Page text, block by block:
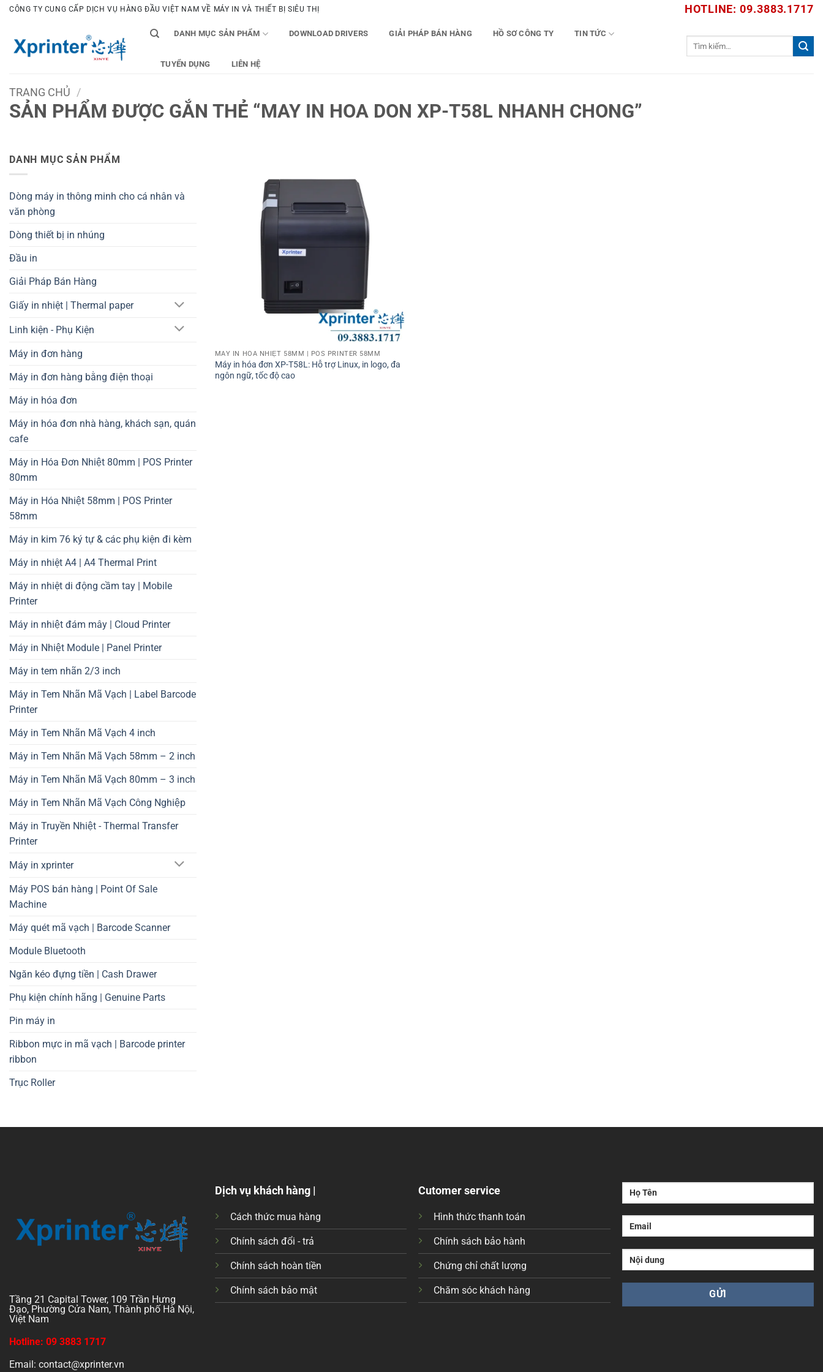
Bỏ
dung
CÔNG TY CUNG CẤP DỊCH VỤ HÀNG ĐẦU VIỆT NAM VỀ MÁY IN VÀ THIẾT BỊ SIÊU THỊ HOTLINE: 09.3883.1717
DANH MỤC SẢN PHẨM DOWNLOAD DRIVERS GIẢI PHÁP BÁN HÀNG HỒ SƠ CÔNG TY TIN TỨC
TUYỂN DỤNG LIÊN HỆ
TRANG CHỦ /
SẢN PHẨM ĐƯỢC GẮN THẺ “MAY IN HOA DON XP-T58L NHANH CHONG”
DANH MỤC SẢN PHẨM
Dòng máy in thông minh cho cá nhân và
văn phòng
Dòng thiết bị in nhúng
Đầu in
Giải Pháp Bán Hàng
Giấy in nhiệt | Thermal paper
Linh kiện - Phụ Kiện
Máy in đơn hàng
Máy in đơn hàng bằng điện thoại
Máy in hóa đơn
Máy in hóa đơn nhà hàng, khách sạn, quán
cafe
Máy in Hóa Đơn Nhiệt 80mm | POS Printer
80mm
Máy in Hóa Nhiệt 58mm | POS Printer
58mm
Máy in kim 76 ký tự & các phụ kiện đi kèm
Máy in nhiệt A4 | A4 Thermal Print
Máy in nhiệt di động cầm tay | Mobile
Printer
Máy in nhiệt đám mây | Cloud Printer
Máy in Nhiệt Module | Panel Printer
Máy in tem nhãn 2/3 inch
Máy in Tem Nhãn Mã Vạch | Label Barcode
Printer
Máy in Tem Nhãn Mã Vạch 4 inch
Máy in Tem Nhãn Mã Vạch 58mm – 2 inch
Máy in Tem Nhãn Mã Vạch 80mm – 3 inch
Máy in Tem Nhãn Mã Vạch Công Nghiệp
Máy in Truyền Nhiệt - Thermal Transfer
Printer
Máy in xprinter
Máy POS bán hàng | Point Of Sale
Machine
Máy quét mã vạch | Barcode Scanner
Module Bluetooth
Ngăn kéo đựng tiền | Cash Drawer
Phụ kiện chính hãng | Genuine Parts
Pin máy in
Ribbon mực in mã vạch | Barcode printer
ribbon
Trục Roller
MÁY IN HÓA NHIỆT 58MM | POS PRINTER 58MM
Máy in hóa đơn XP-T58L: Hỗ trợ Linux, in logo, đa
ngôn ngữ, tốc độ cao
Tầng 21 Capital Tower, 109 Trần Hưng
Đạo, Phường Cửa Nam, Thành phố Hà Nội,
Việt Nam
Hotline: 09 3883 1717
Email: contact@xprinter.vn
Dịch vụ khách hàng |
Cách thức mua hàng
Chính sách đổi - trả
Chính sách hoàn tiền
Chính sách bảo mật
Cutomer service
Hình thức thanh toán
Chính sách bảo hành
Chứng chỉ chất lượng
Chăm sóc khách hàng